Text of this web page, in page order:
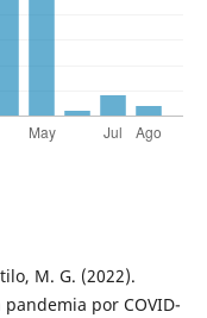
M. G. (2022).
por COVID-